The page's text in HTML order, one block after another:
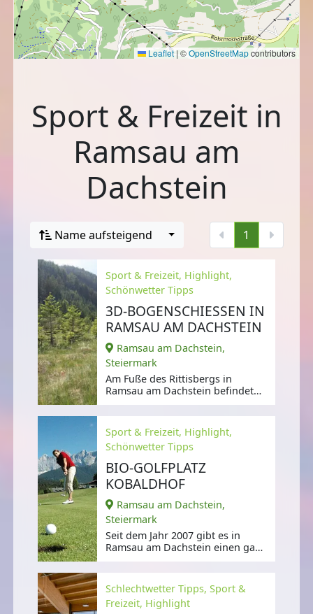
Leaflet |©OpenStreetMapcontributors
Sport & Freizeit in
Ramsau am
Dachstein
Name aufsteigend 1
Sport & Freizeit, Highlight,
Schönwetter Tipps
3D-BOGENSCHIESSEN IN R
AMSAU AM DACHSTEIN
Ramsau am Dachstein,
Steiermark
Am Fuße des Rittisbergs in
Ramsau am Dachstein befindet
Sport & Freizeit, Highlight,
Schönwetter Tipps
BIO-GOLFPLATZ
KOBALDHOF
Ramsau am Dachstein,
Steiermark
Seit dem Jahr 2007 gibt es in
Ramsau am Dachstein einen ganz
Schlechtwetter Tipps, Sport &
Freizeit, Highlight